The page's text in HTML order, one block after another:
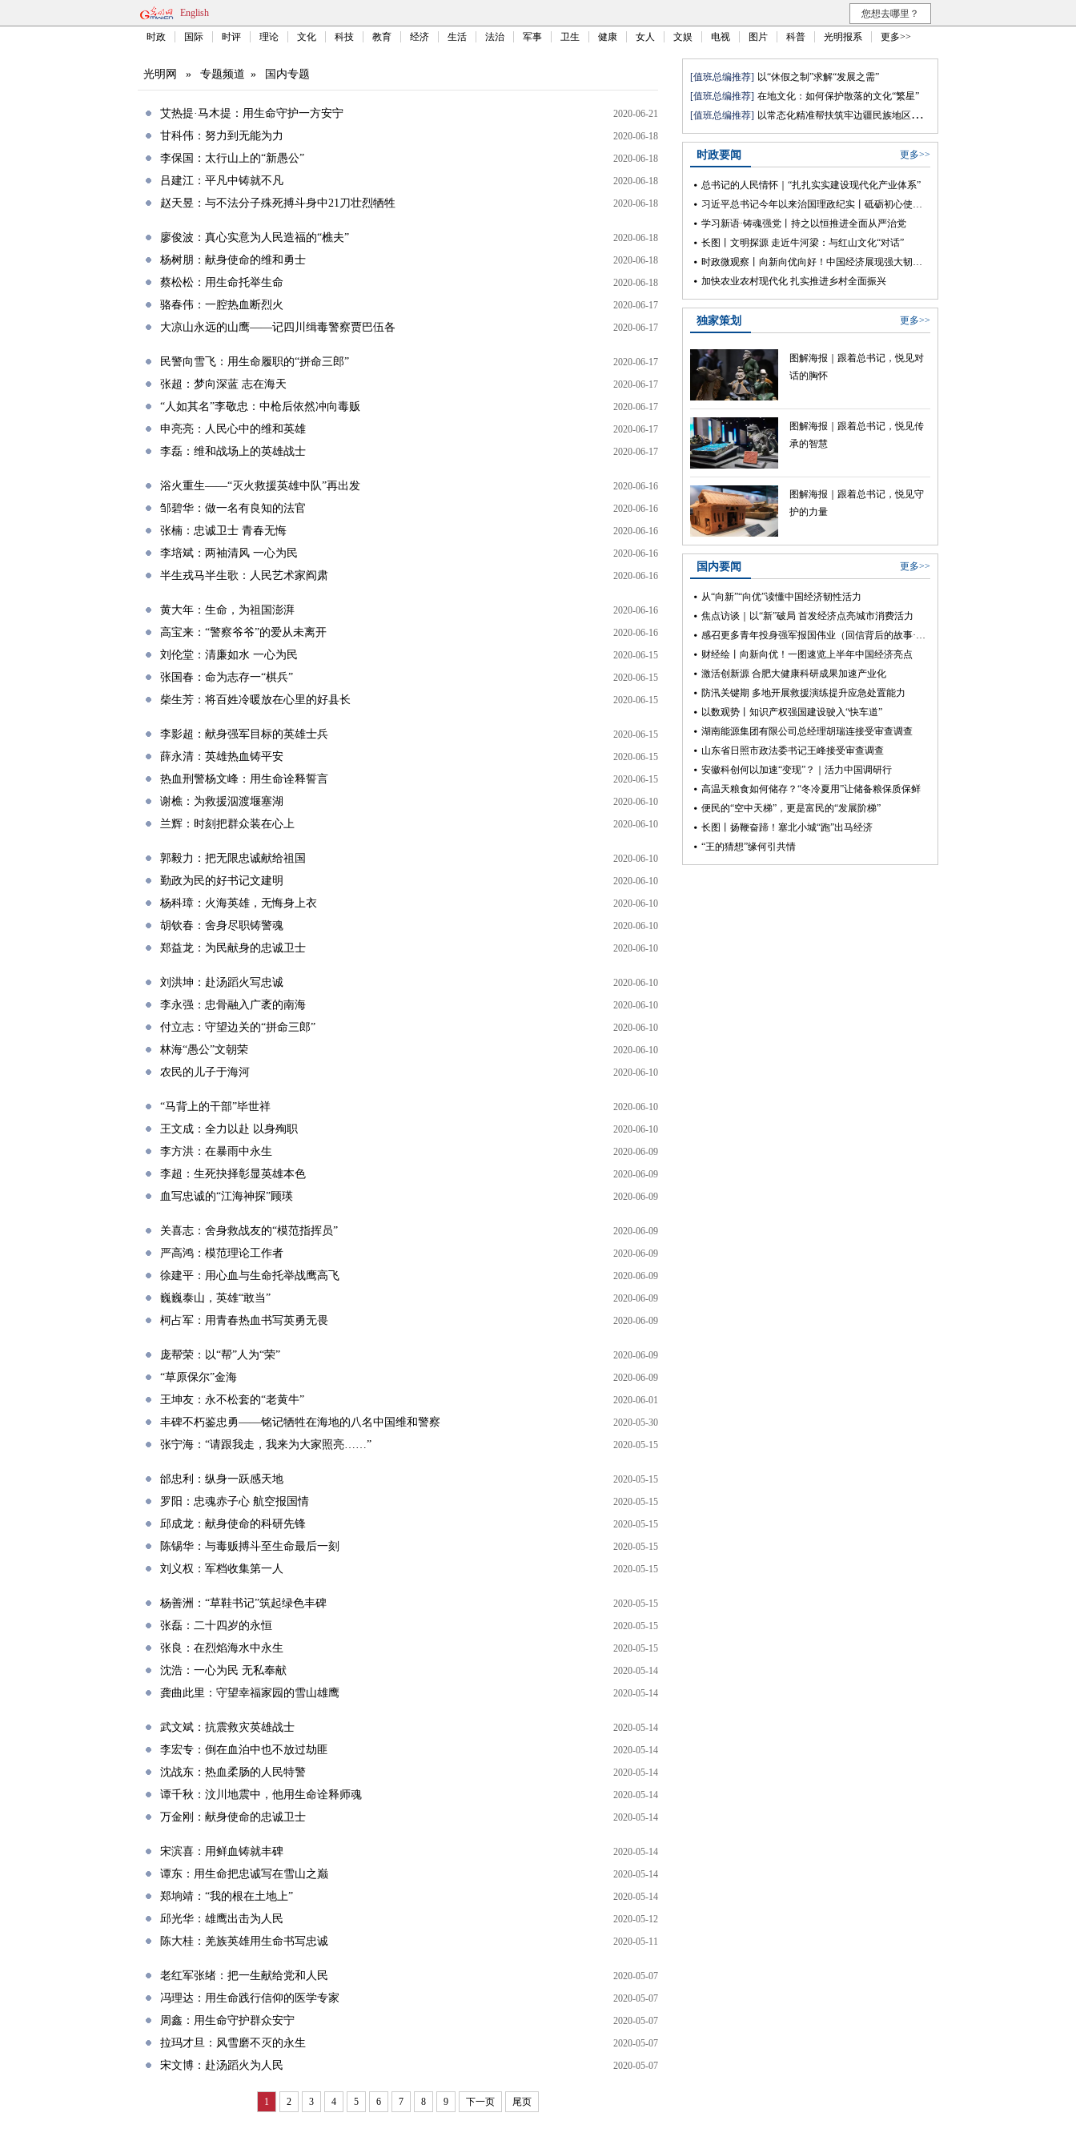
English 您想去哪里？
时政 国际 时评 理论 文化 科技 教育 经济 生活 法治 军事 卫生 健康 女人 文娱 电视 图片 科普 光明报系 更多>>
光明网 » 专题频道 » 国内专题
艾热提·马木提：用生命守护一方安宁 2020-06-21
甘科伟：努力到无能为力 2020-06-18
李保国：太行山上的“新愚公” 2020-06-18
吕建江：平凡中铸就不凡 2020-06-18
赵天昱：与不法分子殊死搏斗身中21刀壮烈牺牲 2020-06-18
廖俊波：真心实意为人民造福的“樵夫” 2020-06-18
杨树朋：献身使命的维和勇士 2020-06-18
蔡松松：用生命托举生命 2020-06-18
骆春伟：一腔热血断烈火 2020-06-17
大凉山永远的山鹰——记四川缉毒警察贾巴伍各 2020-06-17
民警向雪飞：用生命履职的“拼命三郎” 2020-06-17
张超：梦向深蓝 志在海天 2020-06-17
“人如其名”李敬忠：中枪后依然冲向毒贩 2020-06-17
申亮亮：人民心中的维和英雄 2020-06-17
李磊：维和战场上的英雄战士 2020-06-17
浴火重生——“灭火救援英雄中队”再出发 2020-06-16
邹碧华：做一名有良知的法官 2020-06-16
张楠：忠诚卫士 青春无悔 2020-06-16
李培斌：两袖清风 一心为民 2020-06-16
半生戎马半生歌：人民艺术家阎肃 2020-06-16
黄大年：生命，为祖国澎湃 2020-06-16
高宝来：“警察爷爷”的爱从未离开 2020-06-16
刘伦堂：清廉如水 一心为民 2020-06-15
张国春：命为志存一“棋兵” 2020-06-15
柴生芳：将百姓冷暖放在心里的好县长 2020-06-15
李影超：献身强军目标的英雄士兵 2020-06-15
薛永清：英雄热血铸平安 2020-06-15
热血刑警杨文峰：用生命诠释誓言 2020-06-15
谢樵：为救援泅渡堰塞湖 2020-06-10
兰辉：时刻把群众装在心上 2020-06-10
郭毅力：把无限忠诚献给祖国 2020-06-10
勤政为民的好书记文建明 2020-06-10
杨科璋：火海英雄，无悔身上衣 2020-06-10
胡钦春：舍身尽职铸警魂 2020-06-10
郑益龙：为民献身的忠诚卫士 2020-06-10
刘洪坤：赴汤蹈火写忠诚 2020-06-10
李永强：忠骨融入广袤的南海 2020-06-10
付立志：守望边关的“拼命三郎” 2020-06-10
林海“愚公”文朝荣 2020-06-10
农民的儿子于海河 2020-06-10
“马背上的干部”毕世祥 2020-06-10
王文成：全力以赴 以身殉职 2020-06-10
李方洪：在暴雨中永生 2020-06-09
李超：生死抉择彰显英雄本色 2020-06-09
血写忠诚的“江海神探”顾瑛 2020-06-09
关喜志：舍身救战友的“模范指挥员” 2020-06-09
严高鸿：模范理论工作者 2020-06-09
徐建平：用心血与生命托举战鹰高飞 2020-06-09
巍巍泰山，英雄“敢当” 2020-06-09
柯占军：用青春热血书写英勇无畏 2020-06-09
庞帮荣：以“帮”人为“荣” 2020-06-09
“草原保尔”金海 2020-06-09
王坤友：永不松套的“老黄牛” 2020-06-01
丰碑不朽鉴忠勇——铭记牺牲在海地的八名中国维和警察 2020-05-30
张宁海：“请跟我走，我来为大家照亮……” 2020-05-15
邰忠利：纵身一跃感天地 2020-05-15
罗阳：忠魂赤子心 航空报国情 2020-05-15
邱成龙：献身使命的科研先锋 2020-05-15
陈锡华：与毒贩搏斗至生命最后一刻 2020-05-15
刘义权：军档收集第一人 2020-05-15
杨善洲：“草鞋书记”筑起绿色丰碑 2020-05-15
张磊：二十四岁的永恒 2020-05-15
张良：在烈焰海水中永生 2020-05-15
沈浩：一心为民 无私奉献 2020-05-14
龚曲此里：守望幸福家园的雪山雄鹰 2020-05-14
武文斌：抗震救灾英雄战士 2020-05-14
李宏专：倒在血泊中也不放过劫匪 2020-05-14
沈战东：热血柔肠的人民特警 2020-05-14
谭千秋：汶川地震中，他用生命诠释师魂 2020-05-14
万金刚：献身使命的忠诚卫士 2020-05-14
宋滨喜：用鲜血铸就丰碑 2020-05-14
谭东：用生命把忠诚写在雪山之巅 2020-05-14
郑垧靖：“我的根在土地上” 2020-05-14
邱光华：雄鹰出击为人民 2020-05-12
陈大桂：羌族英雄用生命书写忠诚 2020-05-11
老红军张绪：把一生献给党和人民 2020-05-07
冯理达：用生命践行信仰的医学专家 2020-05-07
周鑫：用生命守护群众安宁 2020-05-07
拉玛才旦：风雪磨不灭的永生 2020-05-07
宋文博：赴汤蹈火为人民 2020-05-07
1 2 3 4 5 6 7 8 9 下一页 尾页